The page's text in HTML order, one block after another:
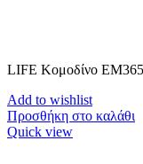
LIFE Κομοδίνο ΕΜ365
Add to wishlist
Προσθήκη στο καλάθι
Quick view